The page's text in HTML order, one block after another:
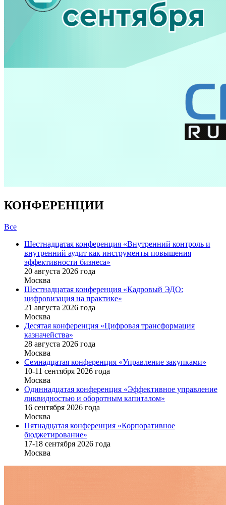
КОНФЕРЕНЦИИ
Все
Шестнадцатая конференция «Внутренний контроль и
внутренний аудит как инструменты повышения
эффективности бизнеса»
20 августа 2026 года
Москва
Шестнадцатая конференция «Кадровый ЭДО:
цифровизация на практике»
21 августа 2026 года
Москва
Десятая конференция «Цифровая трансформация
казначейства»
28 августа 2026 года
Москва
Семнадцатая конференция «Управление закупками»
10-11 сентября 2026 года
Москва
Одиннадцатая конференция «Эффективное управление
ликвидностью и оборотным капиталом»
16 cентября 2026 года
Москва
Пятнадцатая конференция «Корпоративное
бюджетирование»
17-18 сентября 2026 года
Москва